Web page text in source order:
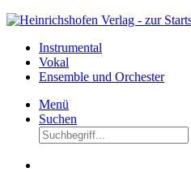
Instrumental
Vokal
Ensemble und Orchester
Menü
Suchen